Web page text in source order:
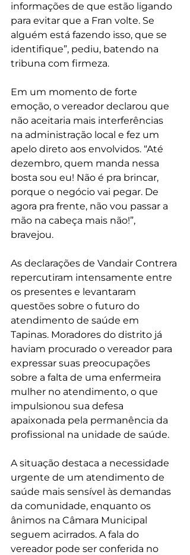
informações de que estão ligando
para evitar que a Fran volte. Se
alguém está fazendo isso, que se
identifique”, pediu, batendo na
tribuna com firmeza.
Em um momento de forte
emoção, o vereador declarou que
não aceitaria mais interferências
na administração local e fez um
apelo direto aos envolvidos. “Até
dezembro, quem manda nessa
bosta sou eu! Não é pra brincar,
porque o negócio vai pegar. De
agora pra frente, não vou passar a
mão na cabeça mais não!”,
bravejou.
As declarações de Vandair Contrera
repercutiram intensamente entre
os presentes e levantaram
questões sobre o futuro do
atendimento de saúde em
Tapinas. Moradores do distrito já
haviam procurado o vereador para
expressar suas preocupações
sobre a falta de uma enfermeira
mulher no atendimento, o que
impulsionou sua defesa
apaixonada pela permanência da
profissional na unidade de saúde.
A situação destaca a necessidade
urgente de um atendimento de
saúde mais sensível às demandas
da comunidade, enquanto os
ânimos na Câmara Municipal
seguem acirrados. A fala do
vereador pode ser conferida no